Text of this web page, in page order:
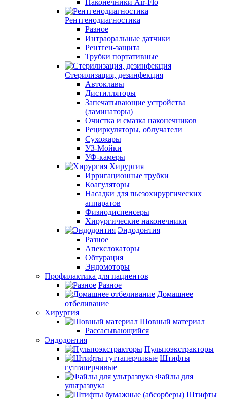
Наконечники Air-Flo
Рентгенодиагностика
Разное
Интраоральные датчики
Рентген-защита
Трубки портативные
Стерилизация, дезинфекция
Автоклавы
Дистилляторы
Запечатывающие устройства
(ламинаторы)
Очистка и смазка наконечников
Рециркуляторы, облучатели
Сухожары
УЗ-Мойки
УФ-камеры
Хирургия
Ирригационные трубки
Коагуляторы
Насадки для пьезохирургических
аппаратов
Физиодиспенсеры
Хирургические наконечники
Эндодонтия
Разное
Апекслокаторы
Обтурация
Эндомоторы
Профилактика для пациентов
Разное
Домашнее
отбеливание
Хирургия
Шовный материал
Рассасывающийся
Эндодонтия
Пульпоэкстракторы
Штифты
гуттаперчивые
Файлы для
ультразвука
Штифты